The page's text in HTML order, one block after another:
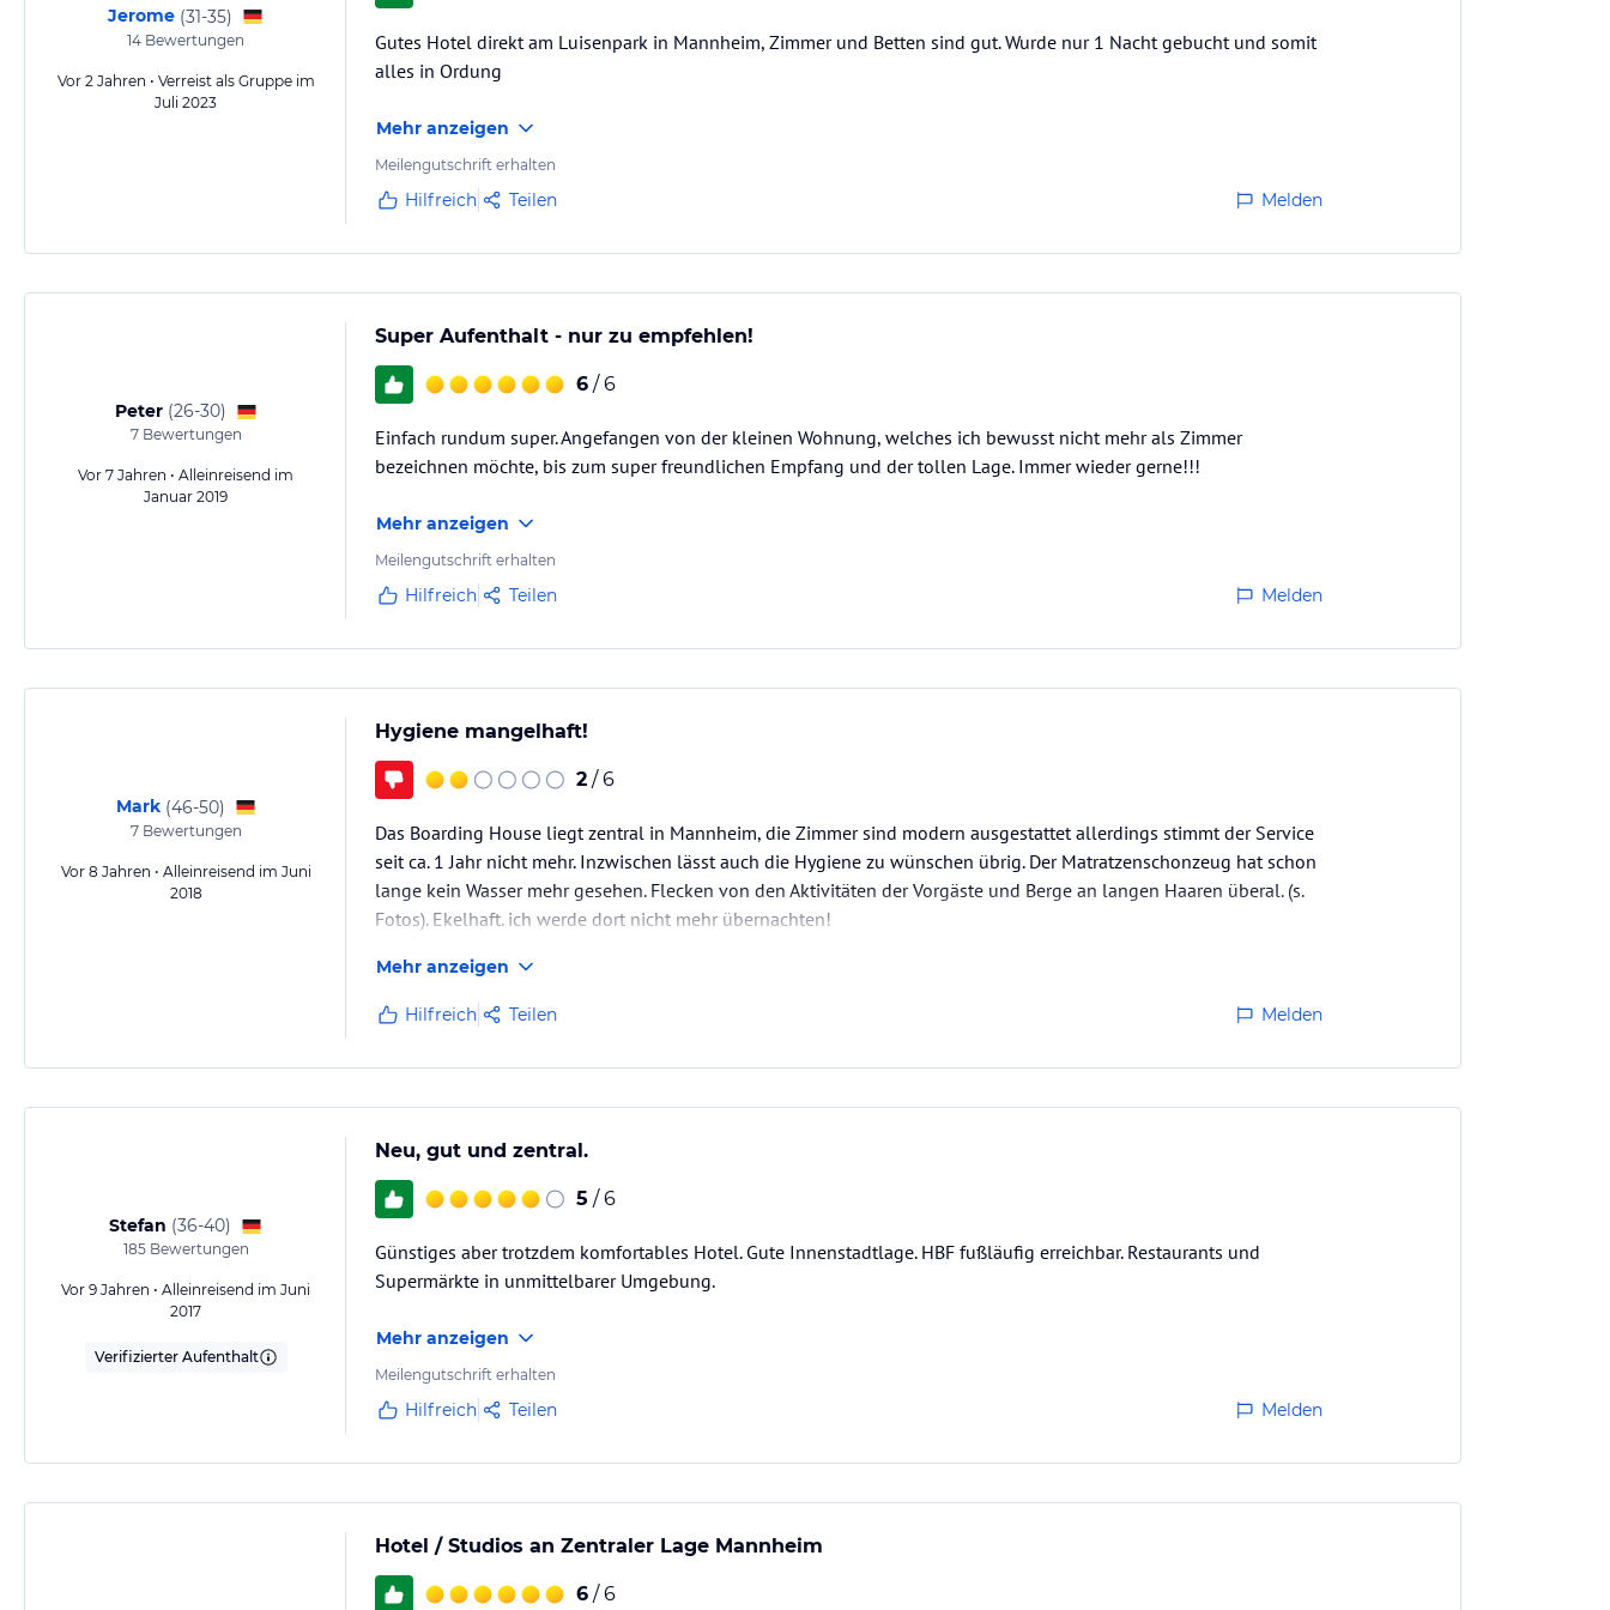
Allgemeine und unverbindliche Hoteliers-/Veranstalter-/Kataloginformationen. Alle Angaben ohne
Gewähr und ohne Prüfung durch HolidayCheck. Bitte lies vor der Buchung die verbindlichen
jeweiligen Veranstalters.
Jerome (31-35)
14 Bewertungen
Vor 2 Jahren • Verreist als Gruppe im
Juli 2023
Gutes Hotel direkt am Luisenpark in Mannheim, Zimmer und Betten sind gut. Wurde nur 1 Nacht gebucht und somit
alles in Ordung
Mehr anzeigen
Meilengutschrift erhalten
Hilfreich Teilen Melden
Peter (26-30)
7Bewertungen
Vor 7 Jahren • Alleinreisend im
Januar 2019
Super Aufenthalt - nur zu empfehlen!
6 / 6
Einfach rundum super. Angefangen von der kleinen Wohnung, welches ich bewusst nicht mehr als Zimmer
bezeichnen möchte, bis zum super freundlichen Empfang und der tollen Lage. Immer wieder gerne!!!
Mehr anzeigen
Meilengutschrift erhalten
Hilfreich Teilen Melden
Mark (46-50)
7Bewertungen
Vor 8 Jahren • Alleinreisend im Juni
2018
Hygiene mangelhaft!
2 / 6
Das Boarding House liegt zentral in Mannheim, die Zimmer sind modern ausgestattet allerdings stimmt der Service
seit ca. 1 Jahr nicht mehr. Inzwischen lässt auch die Hygiene zu wünschen übrig. Der Matratzenschonzeug hat schon
lange kein Wasser mehr gesehen. Flecken von den Aktivitäten der Vorgäste und Berge an langen Haaren überal. (s.
Fotos). Ekelhaft. ich werde dort nicht mehr übernachten!
Mehr anzeigen
Hilfreich Teilen Melden
Stefan (36-40)
185Bewertungen
Vor 9 Jahren • Alleinreisend im Juni
2017
Verifizierter Aufenthalt
Neu, gut und zentral.
5 / 6
Günstiges aber trotzdem komfortables Hotel. Gute Innenstadtlage. HBF fußläufig erreichbar. Restaurants und
Supermärkte in unmittelbarer Umgebung.
Mehr anzeigen
Meilengutschrift erhalten
Hilfreich Teilen Melden
Hotel / Studios an Zentraler Lage Mannheim
6 / 6